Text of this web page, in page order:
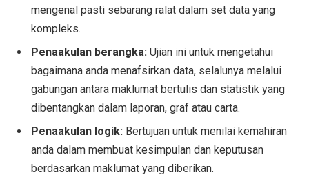
mengenal pasti sebarang ralat dalam set data yang
kompleks.
Penaakulan berangka: Ujian ini untuk mengetahui
bagaimana anda menafsirkan data, selalunya melalui
gabungan antara maklumat bertulis dan statistik yang
dibentangkan dalam laporan, graf atau carta.
Penaakulan logik: Bertujuan untuk menilai kemahiran
anda dalam membuat kesimpulan dan keputusan
berdasarkan maklumat yang diberikan.